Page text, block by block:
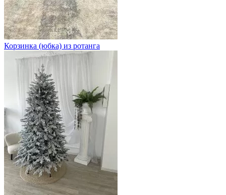
Корзинка (юбка) из ротанга